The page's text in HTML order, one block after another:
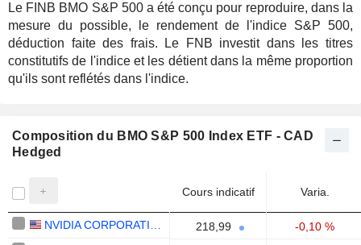
Le FINB BMO S&P 500 a été conçu pour reproduire, dans la
mesure du possible, le rendement de l'indice S&P 500,
déduction faite des frais. Le FNB investit dans les titres
constitutifs de l'indice et les détient dans la même proportion
qu'ils sont reflétés dans l'indice.
Composition du BMO S&P 500 Index ETF - CAD
Hedged
Cours indicatif Varia.
218,99
-0,10 %